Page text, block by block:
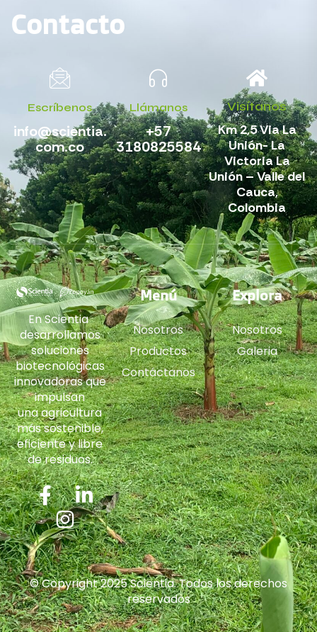
Contacto
Escríbenos
info@scientia.
com.co
Llámanos
+57
3180825584
Visítanos
Km 2,5 Via La
Unión- La
Victoria La
Unión – Valle del
Cauca,
Colombia
Menú
Nosotros
Productos
Contáctanos
Explora
Nosotros
Galeria
En Scientia
desarrollamos
soluciones
biotecnológicas
innovadoras que
impulsan
una agricultura
más sostenible,
eficiente y libre
de residuos.
© Copyright 2025 Scientia. Todos los derechos
reservados